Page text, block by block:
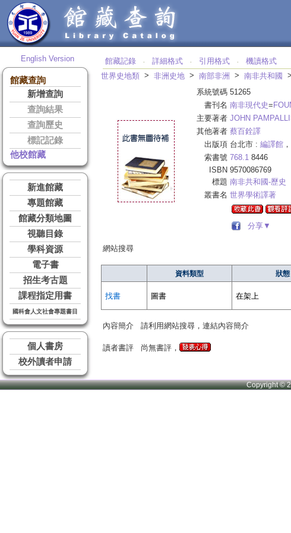
English Version
館藏查詢
新增查詢
查詢結果
查詢歷史
標記記錄
他校館藏
新進館藏
專題館藏
館藏分類地圖
視聽目錄
學科資源
電子書
招生考古題
課程指定用書
國科會人文社會專題書目
個人書房
校外讀者申請
館藏記錄 ‧ 詳細格式 ‧ 引用格式 ‧ 機讀格式
世界史地類 > 非洲史地 > 南部非洲 > 南非共和國
系統號碼 51265
書刊名 南非現代史=
主要著者 JOHN
其他著者 蔡百銓譯
出版項 台北市 : 編譯館
索書號 768.1 8446
ISBN 9570086769
標題 南非共和國-歷史
叢書名 世界學術譯著
分享▼
網站搜尋
資料類型 狀態
找書 圖書 在架上
內容簡介 請利用網站搜尋，連結內容簡介
讀者書評 尚無書評，
Copyright ©